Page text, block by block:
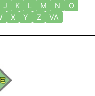
J K L M N
O
X Y Z VA